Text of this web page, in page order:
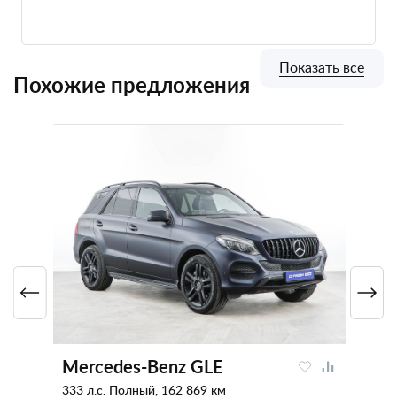
Похожие предложения
Mercedes-Benz GLE
333 л.с. Полный, 162 869 км
Показать все